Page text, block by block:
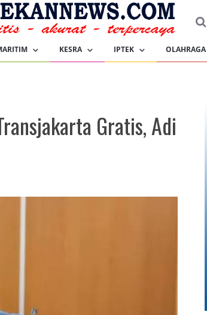
KESRA IPTEK OLAHRAGA
Gratis, Adi